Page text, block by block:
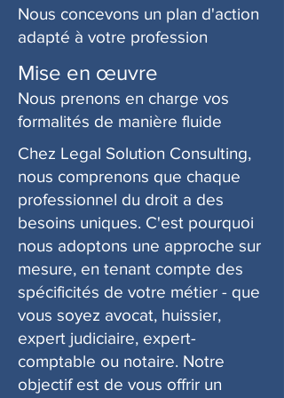
Nous concevons un plan d'action
adapté à votre profession
Mise en œuvre
Nous prenons en charge vos
formalités de manière fluide
Chez Legal Solution Consulting,
nous comprenons que chaque
professionnel du droit a des
besoins uniques. C'est pourquoi
nous adoptons une approche sur
mesure, en tenant compte des
spécificités de votre métier - que
vous soyez avocat, huissier,
expert judiciaire, expert-
comptable ou notaire. Notre
objectif est de vous offrir un